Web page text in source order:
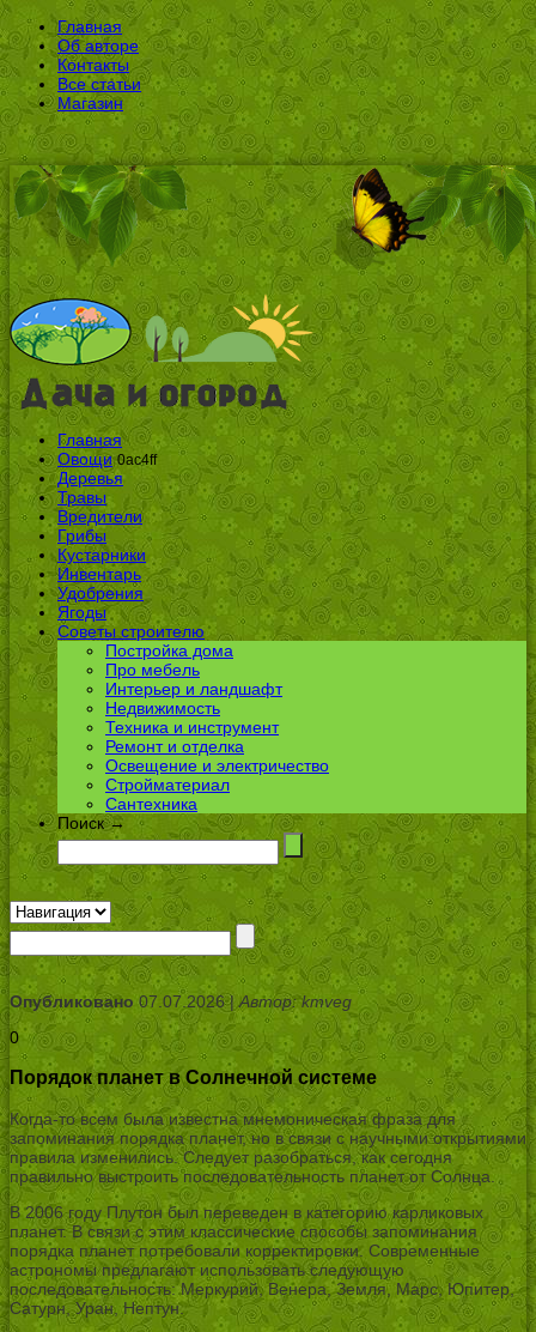
Главная
Об авторе
Контакты
Все статьи
Магазин
Главная
Овощи 0ac4ff
Деревья
Травы
Вредители
Грибы
Кустарники
Инвентарь
Удобрения
Ягоды
Советы строителю
Постройка дома
Про мебель
Интерьер и ландшафт
Недвижимость
Техника и инструмент
Ремонт и отделка
Освещение и электричество
Стройматериал
Сантехника
Поиск →
Опубликовано07.07.2026 |Автор: kmveg
0
Порядок планет в Солнечной системе
Когда-то всем была известна мнемоническая фраза для
запоминания порядка планет, но в связи с научными открытиями
правила изменились. Следует разобраться, как сегодня
правильно выстроить последовательность планет от Солнца.
В 2006 году Плутон был переведен в категорию карликовых
планет. В связи с этим классические способы запоминания
порядка планет потребовали корректировки. Современные
астрономы предлагают использовать следующую
последовательность: Меркурий, Венера, Земля, Марс, Юпитер,
Сатурн, Уран, Нептун.